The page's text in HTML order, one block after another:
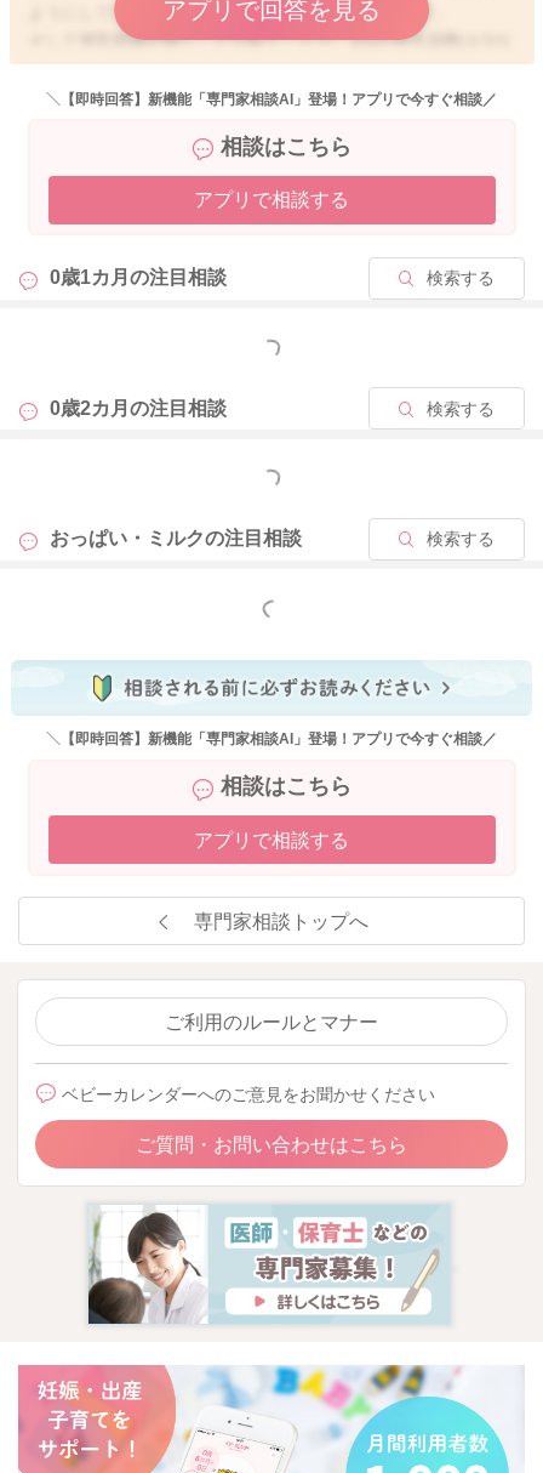
ようにしていただく方が、分泌維持に良いと思います。
そして授乳間隔が開くことが続くことで、1日の授乳回数は少な
くなり、トータルの哺乳量も減ってしまうことが出てきますの
で、体重増加にも影響が出てくるようになります。
間6時間以上は開かないように気をつけていただけるといいと思
いますよ。
そうして哺乳量が確保できるようになさってみてください。
どうぞよろしくお願いします。
アプリで回答を見る
＼【即時回答】新機能「専門家相談AI」登場！アプリで今すぐ相談／
相談はこちら
アプリで相談する
0歳1カ月の注目相談 検索する
もっと見る
0歳2カ月の注目相談 検索する
もっと見る
おっぱい・ミルクの注目相談 検索する
もっと見る
＼【即時回答】新機能「専門家相談AI」登場！アプリで今すぐ相談／
相談はこちら
アプリで相談する
専門家相談トップへ
ご利用のルールとマナー
ベビーカレンダーへのご意見をお聞かせください
ご質問・お問い合わせはこちら